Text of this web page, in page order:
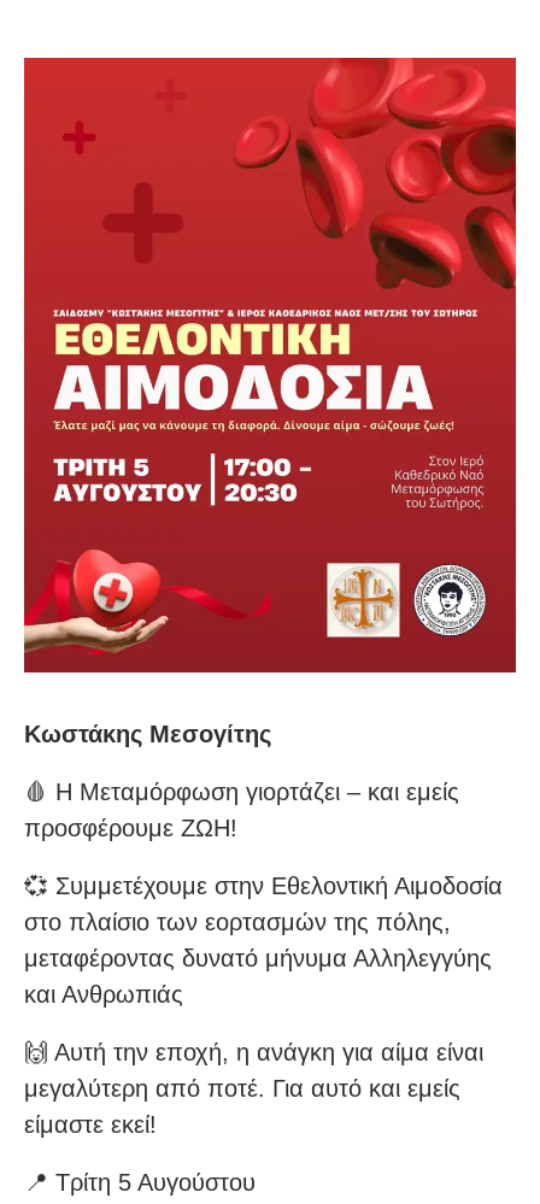
Κωστάκης Μεσογίτης
🩸 Η Μεταμόρφωση γιορτάζει – και εμείς
προσφέρουμε ΖΩΗ!
💞 Συμμετέχουμε στην Εθελοντική Αιμοδοσία
στο πλαίσιο των εορτασμών της πόλης,
μεταφέροντας δυνατό μήνυμα Αλληλεγγύης
και Ανθρωπιάς
🙌 Αυτή την εποχή, η ανάγκη για αίμα είναι
μεγαλύτερη από ποτέ. Για αυτό και εμείς
είμαστε εκεί!
📍 Τρίτη 5 Αυγούστου